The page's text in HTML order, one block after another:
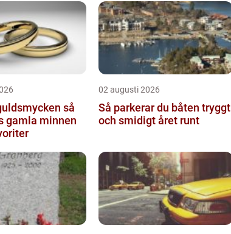
så
gamla minnen
02 augusti 2026
Så parkerar du båten tryggt
och smidigt året runt